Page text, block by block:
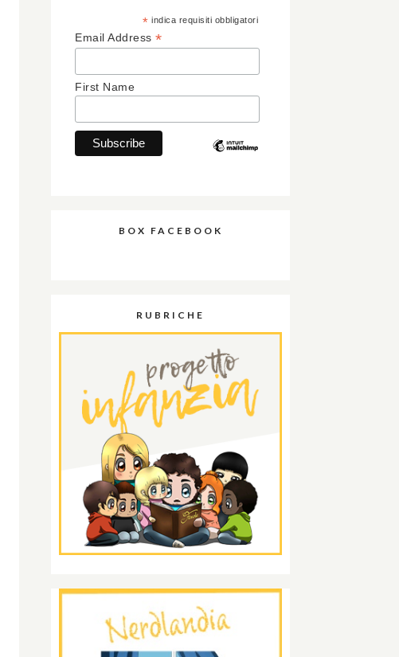
* indica requisiti obbligatori
Email Address *
First Name
BOX FACEBOOK
RUBRICHE